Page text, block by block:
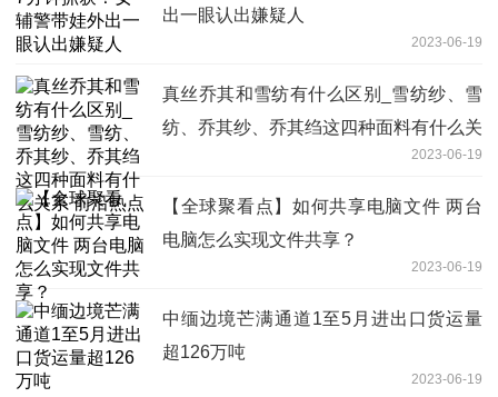
出一眼认出嫌疑人
2023-06-19
真丝乔其和雪纺有什么区别_雪纺纱、雪
纺、乔其纱、乔其绉这四种面料有什么关
2023-06-19
【全球聚看点】如何共享电脑文件 两台
电脑怎么实现文件共享？
2023-06-19
中缅边境芒满通道1至5月进出口货运量
超126万吨
2023-06-19